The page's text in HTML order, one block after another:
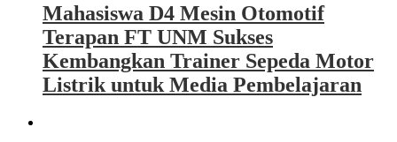
Mahasiswa D4 Mesin Otomotif
Terapan FT UNM Sukses
Kembangkan Trainer Sepeda Motor
Listrik untuk Media Pembelajaran